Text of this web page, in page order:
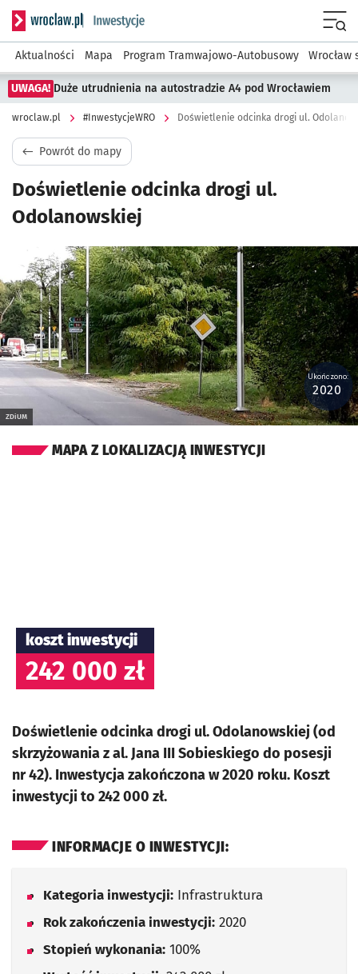
Serwis informacyjny wroclaw.pl podserwis:
Aktualności Mapa Program Tramwajowo-Autobusowy Wrocław
UWAGA! Duże utrudnienia na autostradzie A4 pod Wrocławiem
wroclaw.pl #InwestycjeWRO Doświetlenie odcinka drogi ul.
Powrót do mapy
Doświetlenie odcinka drogi ul.
Odolanowskiej
Kliknij, aby powiększyć
ZDiUM
Ukończono:
2020
MAPA Z LOKALIZACJĄ INWESTYCJI
koszt inwestycji
242 000 zł
Doświetlenie odcinka drogi ul. Odolanowskiej (od
skrzyżowania z al. Jana III Sobieskiego do posesji
nr 42). Inwestycja zakończona w 2020 roku. Koszt
inwestycji to 242 000 zł.
INFORMACJE O INWESTYCJI:
Kategoria inwestycji: Infrastruktura
Rok zakończenia inwestycji: 2020
Stopień wykonania: 100%